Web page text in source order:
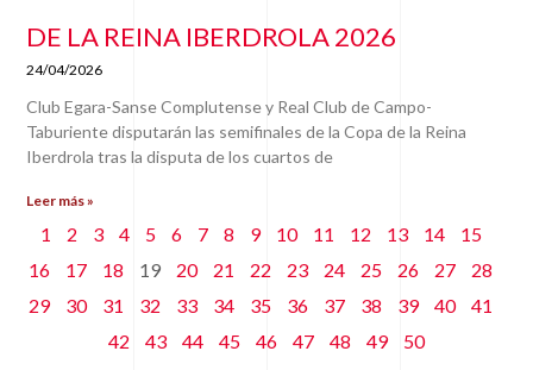
DE LA REINA IBERDROLA 2026
24/04/2026
Club Egara-Sanse Complutense y Real Club de Campo-
Taburiente disputarán las semifinales de la Copa de la Reina
Iberdrola tras la disputa de los cuartos de
Leer más »
1 2 3 4 5 6 7 8 9 10 11 12 13 14
15
16
17 18 19 20 21 22 23 24 25 26 27
28
29
30 31 32 33 34 35 36 37 38 39 40
41
42
43 44 45 46 47 48 49 50